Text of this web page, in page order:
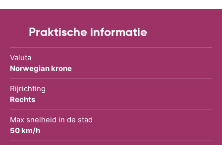
Praktische informatie
Valuta
Norwegian krone
Rijrichting
Rechts
Max snelheid in de stad
50 km/h